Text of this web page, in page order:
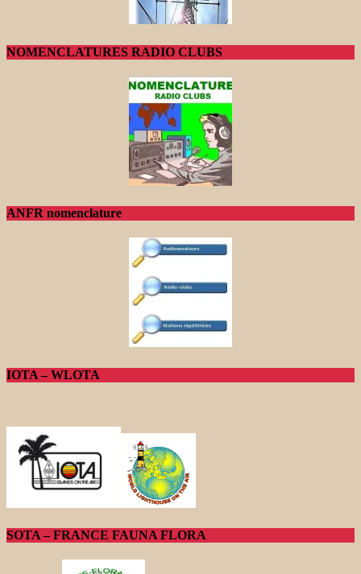
NOMENCLATURES RADIO CLUBS
ANFR nomenclature
IOTA – WLOTA
SOTA – FRANCE FAUNA FLORA